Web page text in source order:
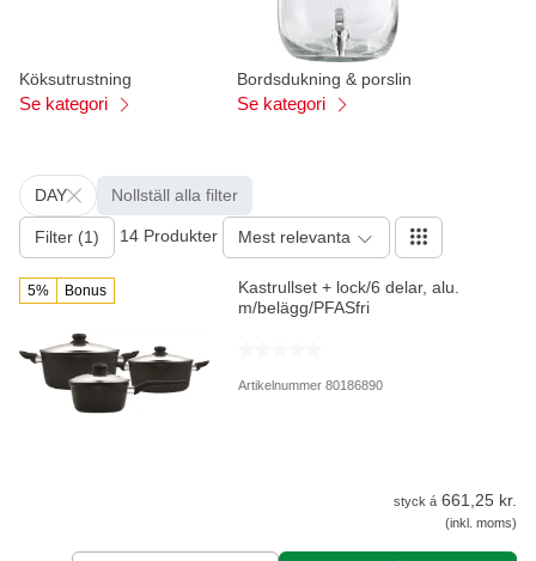
Köksutrustning
Se kategori
Bordsdukning & porslin
Se kategori
DAY Nollställ alla filter
Filter (1) 14 Produkter Mest relevanta
5% Bonus
Kastrullset + lock/6 delar, alu.
m/belägg/PFASfri
Artikelnummer 80186890
styck á 661,25 kr.
(inkl. moms)